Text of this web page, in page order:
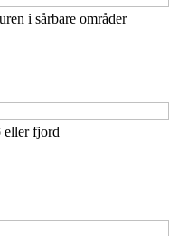
i sårbare områder
eller fjord